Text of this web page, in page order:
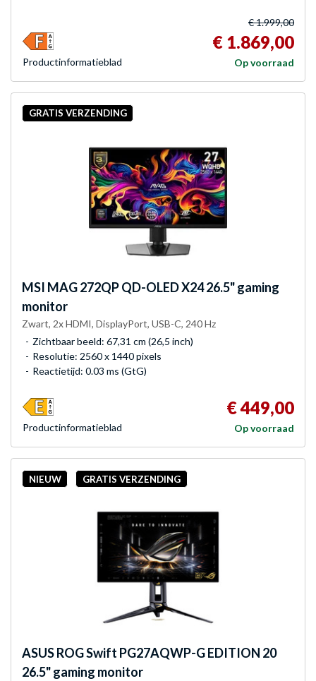
€ 1.999,00
€ 1.869,00
Op voorraad
Product­informatieblad
GRATIS VERZENDING
MSI MAG 272QP QD-OLED X24 26.5" gaming
monitor
Zwart, 2x HDMI, DisplayPort, USB-C, 240 Hz
Zichtbaar beeld: 67,31 cm (26,5 inch)
Resolutie: 2560 x 1440 pixels
Reactietijd: 0.03 ms (GtG)
€ 449,00
Op voorraad
Product­informatieblad
NIEUW GRATIS VERZENDING
ASUSROG Swift PG27AQWP-G EDITION 20
26.5" gaming monitor